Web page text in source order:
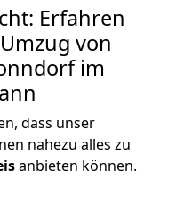
Erfahren
von
im
dass unser
nahezu alles zu
anbieten können.